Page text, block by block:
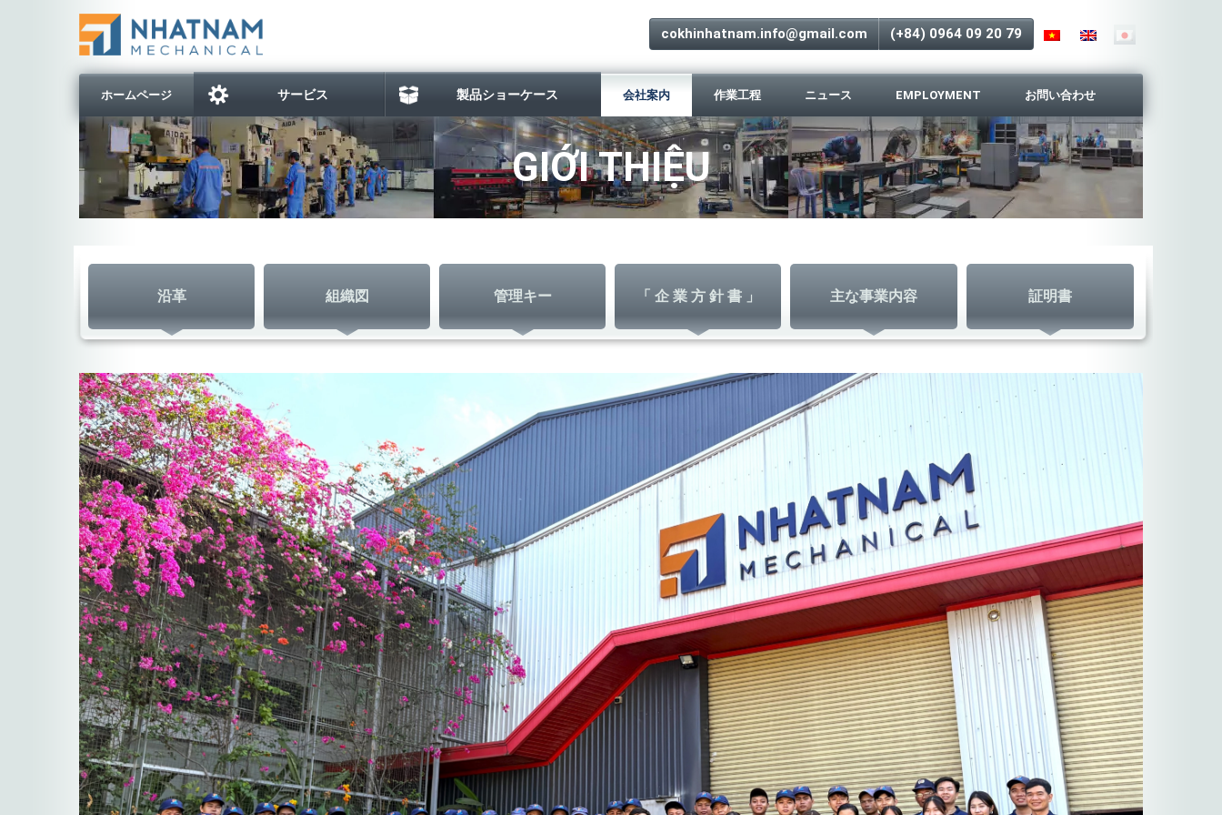
cokhinhatnam.info@gmail.com (+84) 0964 09 20 79
ホームページ サービス 製品ショーケース 会社案内 作業工程 ニュース EMPLOYMENT お問い合わせ
GIỚI THIỆU
沿革 組織図 管理キー 「 企 業 方 針 書 」 主な事業内容 証明書